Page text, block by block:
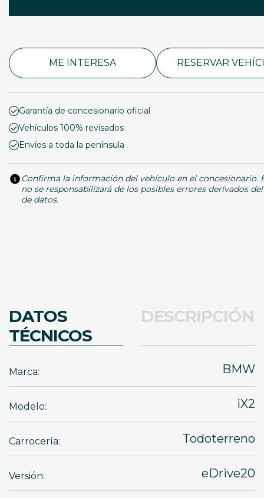
ME INTERESA RESERVAR
Garantía de concesionario oficial
Vehículos 100% revisados
Envíos a toda la península
Confirma la información del vehículo en el concesionario.
no se responsabilizará de los posibles errores derivados
de datos.
DATOS
TÉCNICOS
DESCRIPCIÓN
Marca: BMW
Modelo: iX2
Carrocería: Todoterreno
Versión: eDrive20